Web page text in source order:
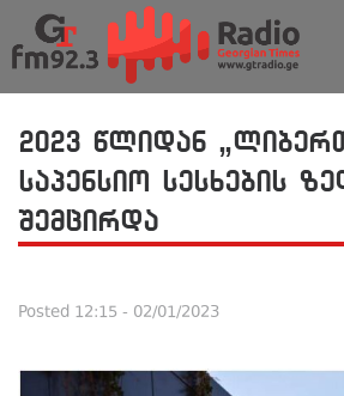
2023 წლიდან
საპენსიო სესხების
შემცირდა
Posted 12:15 - 02/01/2023